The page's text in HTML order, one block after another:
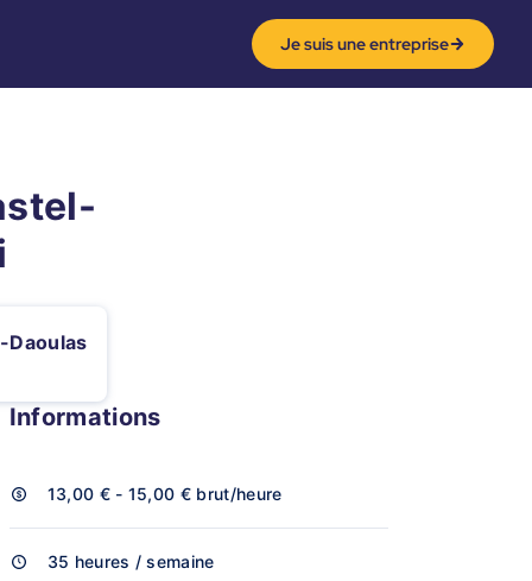
Je suis une entreprise
Daoulas
Informations
13,00 € - 15,00 € brut/heure
35 heures / semaine